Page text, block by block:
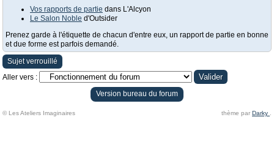
Vos rapports de partie dans L'Alcyon
Le Salon Noble d'Outsider
Prenez garde à l'étiquette de chacun d'entre eux, un rapport de partie en bonne
et due forme est parfois demandé.
Sujet verrouillé
Aller vers :
Version bureau du forum
© Les Ateliers Imaginaires thème par Darky